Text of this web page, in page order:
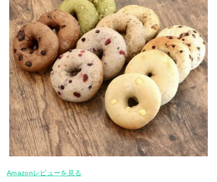
Amazonレビューを見る